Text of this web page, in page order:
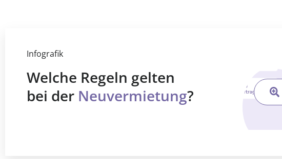
Infografik
Welche Regeln gelten
bei der Neuvermietung?